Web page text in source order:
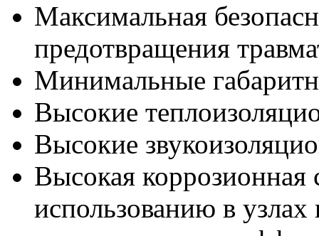
Максимальная
предотвращения
Минимальные
Высокие
Высокие
Высокая коррозионная
использованию в узлах